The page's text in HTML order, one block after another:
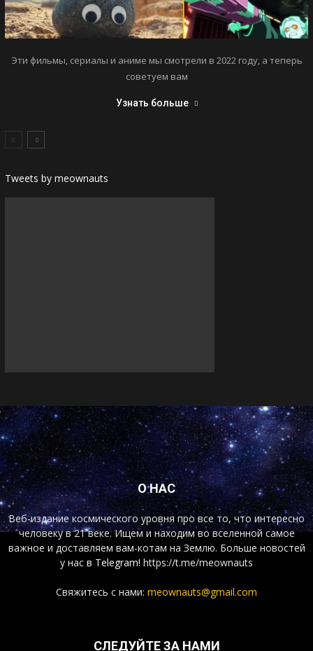
Эти фильмы, сериалы и аниме мы смотрели в 2022 году, а теперь
советуем вам
Узнать больше
Tweets by meownauts
О НАС
Веб-издание космического уровня про все то, что интересно
человеку в 21 веке. Ищем и находим во вселенной самое
важное и доставляем вам-котам на Землю. Больше новостей
у нас в Telegram! https://t.me/meownauts
Свяжитесь с нами: meownauts@gmail.com
СЛЕДУЙТЕ ЗА НАМИ